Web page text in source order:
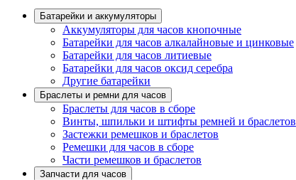
Батарейки и аккумуляторы
Аккумуляторы для часов кнопочные
Батарейки для часов алкалайновые и цинковые
Батарейки для часов литиевые
Батарейки для часов оксид серебра
Другие батарейки
Браслеты и ремни для часов
Браслеты для часов в сборе
Винты, шпильки и штифты ремней и браслетов
Застежки ремешков и браслетов
Ремешки для часов в сборе
Части ремешков и браслетов
Запчасти для часов